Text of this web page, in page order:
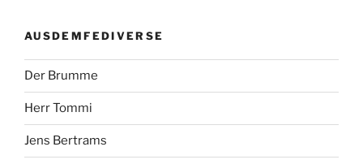
AUSDEMFEDIVERSE
Der Brumme
Herr Tommi
Jens Bertrams